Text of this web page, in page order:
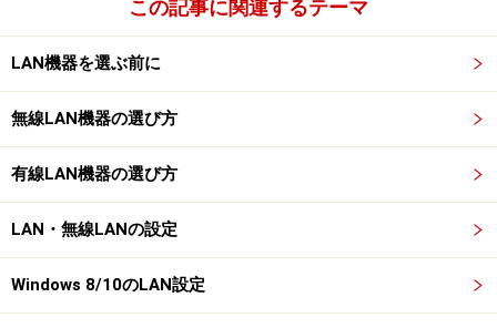
この記事に関連するテーマ
LAN機器を選ぶ前に
無線LAN機器の選び方
有線LAN機器の選び方
LAN・無線LANの設定
Windows 8/10のLAN設定